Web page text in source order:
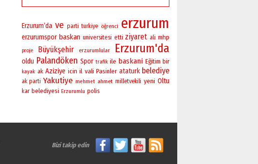
Erzurum’da ve parti turkiye öğrenci erzurum
erzurumspor baskan universitesi etti ziyaret ali mhp
proje Büyükşehir erzurumlular Erzurum'da
oldu Palandöken Spor trafik ile baskani Eğitim bir
kayak ak Aziziye icin il vali Pasinler ataturk belediye
ak parti Yakutiye mehmet ahmet milletvekili yeni Oltu
kar belediyesi Erzurumlu polis
Bizi takip edin